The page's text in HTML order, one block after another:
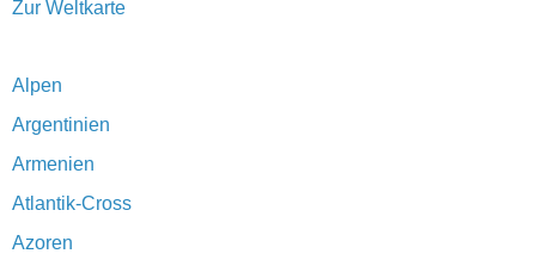
Zur Weltkarte
Alpen
Argentinien
Armenien
Atlantik-Cross
Azoren